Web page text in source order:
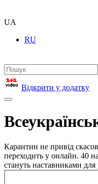
UA
RU
Відкрити у додатку
Карантин не привід
переходить у онлайн. 40
стануть наставниками для